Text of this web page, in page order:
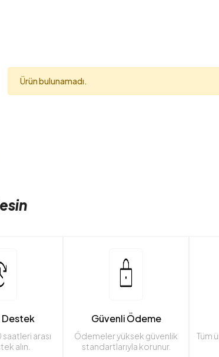
Ürün bulunamadı.
arası
alın.
Güvenli Ödeme
Ödemeler yüksek güvenlik
standartlarıyla korunur.
Tüm